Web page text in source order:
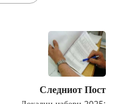
Следниот Пост